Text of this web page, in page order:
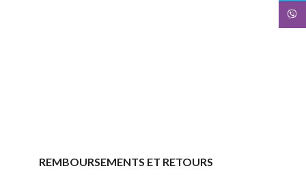
REMBOURSEMENTS ET RETOURS
Viber